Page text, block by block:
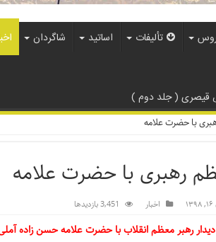
تألیفات اساتید شاگردان
( جلد دوم )
با حضرت علامه
رهبری با حضرت علامه
اخبار 3,451 بازدیدها
دیدار رهبر معظم انقلاب با حضرت علامه حسن زاده